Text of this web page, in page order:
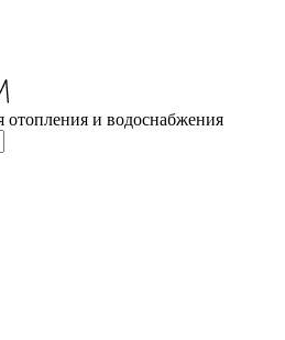
отопления и водоснабжения